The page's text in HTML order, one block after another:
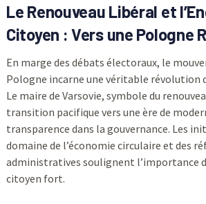
Le Renouveau Libéral et
Citoyen : Vers une Pologne
En marge des débats électoraux, le
Pologne incarne une véritable révolution
Le maire de Varsovie, symbole du
transition pacifique vers une ère de
transparence dans la gouvernance. Les
domaine de l’économie circulaire et des
administratives soulignent l’importance
citoyen fort.